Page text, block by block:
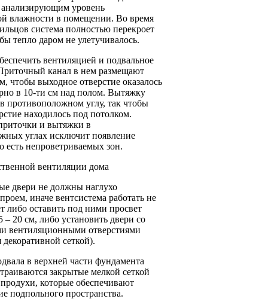
анализирующим уровень
влажности в помещении. Во время
система полностью перекроет
тепло даром не улетучивалось.
вентиляцией и подвальное
канал в нем размещают
чтобы выходное отверстие оказалось
в 10-ти см над полом. Вытяжку
противоположном углу, так чтобы
находилось под потолком.
и вытяжки в
углах исключит появление
есть непроветриваемых зон.
вентиляции дома
двери не должны наглухо
иначе вентсистема работать не
либо оставить под ними просвет
20 см, либо установить двери со
вентиляционными отверстиями
сеткой).
в верхней части фундамента
закрытые мелкой сеткой
которые обеспечивают
подпольного пространства.